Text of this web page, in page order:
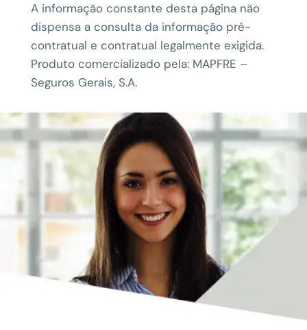
A informação constante desta página não
dispensa a consulta da informação pré-
contratual e contratual legalmente exigida.
Produto comercializado pela: MAPFRE –
Seguros Gerais, S.A.